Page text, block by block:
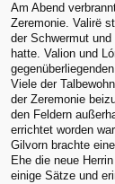
Am Abend
Zeremonie. Valirë
der Schwermut
hatte. Valion und
Viele der
der Zeremonie
den Feldern
errichtet worden
Gilvorn brachte
Ehe die neue
einige Sätze und